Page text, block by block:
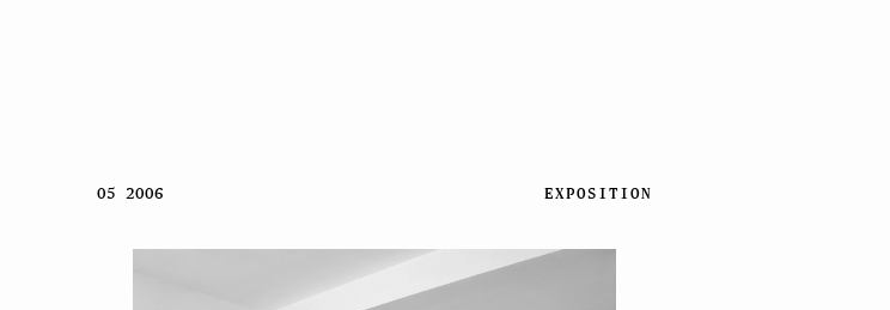
05 2006 EXPOSITION